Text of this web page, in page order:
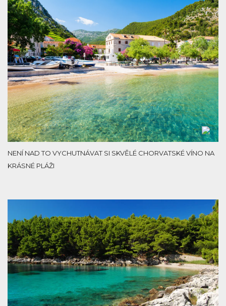
NENÍ NAD TO VYCHUTNÁVAT SI SKVĚLÉ CHORVATSKÉ VÍNO NA
KRÁSNÉ PLÁŽI